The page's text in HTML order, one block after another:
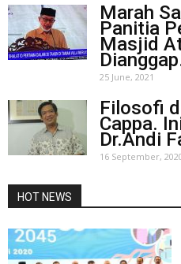
Marah
Panitia
Masjid
25 June, 2021
Filosofi
Cappa.
Dr.Andi
16 September,
HOT NEWS